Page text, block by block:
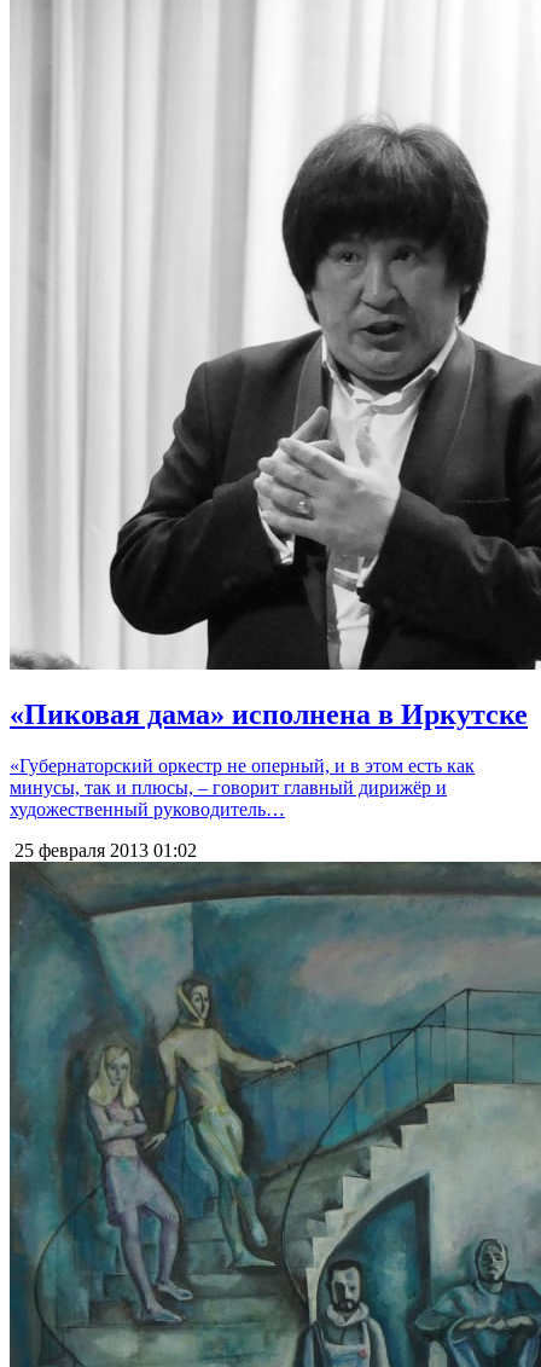
«Пиковая дама» исполнена в Иркутске
«Губернаторский оркестр не оперный, и в этом есть как
минусы, так и плюсы, – говорит главный дирижёр и
художественный руководитель…
25 февраля 2013 01:02